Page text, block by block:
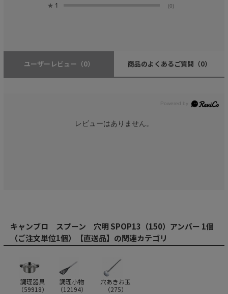
★ 1 (0)
ユーザーレビュー （0） 商品のよくあるご質問 （0）
レビューはありません。
キャンブロ スプーン 穴明 SPOP13（150）アンバー 1個
（ご注文単位1個）【直送品】の関連カテゴリ
調理器具
（59918）
調理小物
（12194）
穴あきお玉
（275）